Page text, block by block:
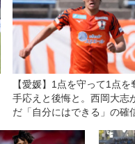
は僕たちの課
【愛媛】1点を守って1点を
手応えと後悔と。西岡大志
だ「自分にはできる」の確